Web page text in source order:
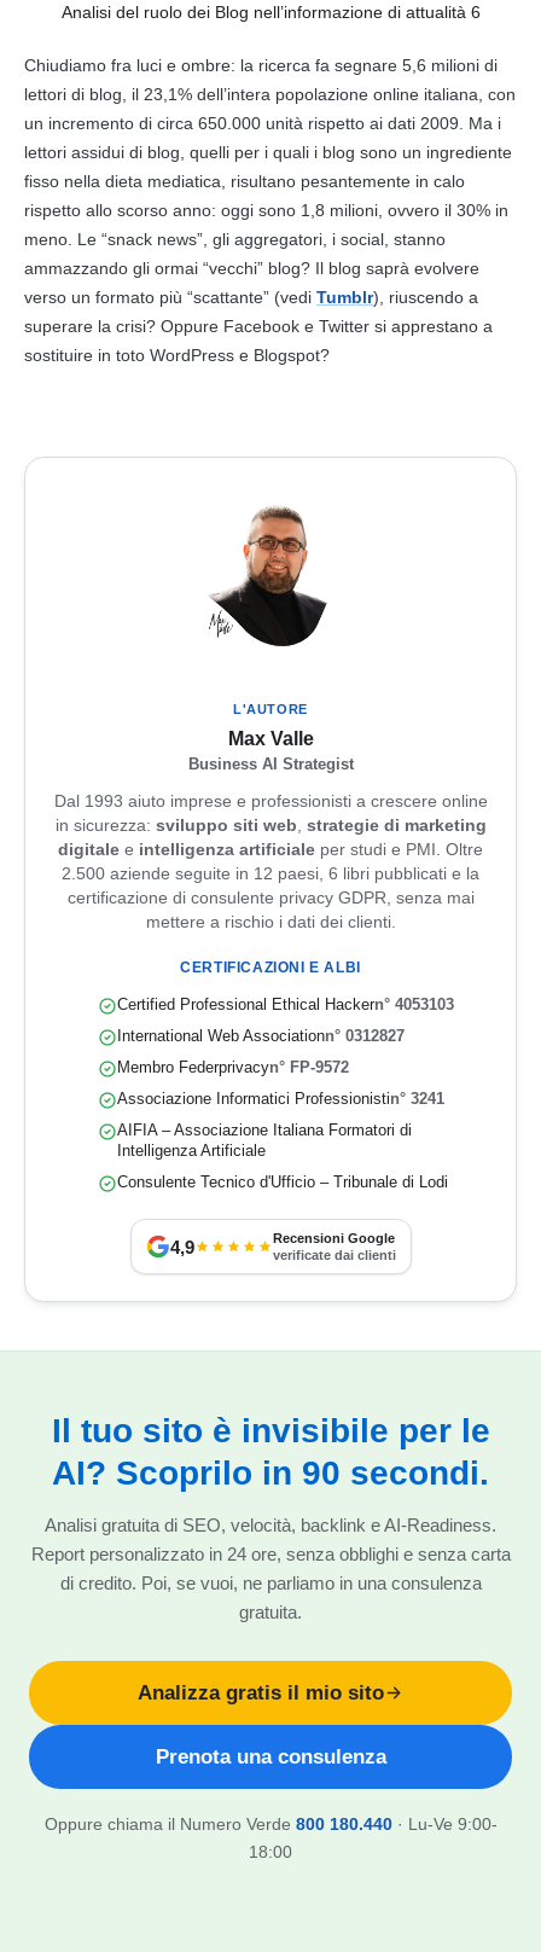
Analisi del ruolo dei Blog nell’informazione di attualità 6
Chiudiamo fra luci e ombre: la ricerca fa segnare 5,6 milioni di
lettori di blog , il 23,1% dell’intera popolazione online italiana, con
un incremento di circa 650.000 unità rispetto ai dati 2009. Ma i
lettori assidui di blog , quelli per i quali i blog sono un ingrediente
fisso nella dieta mediatica, risultano pesantemente in calo
rispetto allo scorso anno: oggi sono 1,8 milioni, ovvero il 30% in
meno. Le “snack news”, gli aggregatori, i social, stanno
ammazzando gli ormai “vecchi” blog? Il blog saprà evolvere
verso un formato più “scattante” (vedi Tumblr), riuscendo a
superare la crisi? Oppure Facebook e Twitter si apprestano a
sostituire in toto WordPress e Blogspot?
L'AUTORE
Max Valle
Business AI Strategist
Dal 1993 aiuto imprese e professionisti a crescere online
in sicurezza: sviluppo siti web, strategie di marketing
digitale e intelligenza artificiale per studi e PMI. Oltre
2.500 aziende seguite in 12 paesi, 6 libri pubblicati e la
certificazione di consulente privacy GDPR, senza mai
mettere a rischio i dati dei clienti.
CERTIFICAZIONI E ALBI
Certified Professional Ethical Hackern° 4053103
International Web Associationn° 0312827
Membro Federprivacyn° FP-9572
Associazione Informatici Professionistin° 3241
AIFIA – Associazione Italiana Formatori di
Intelligenza Artificiale
Consulente Tecnico d'Ufficio – Tribunale di Lodi
4,9
Recensioni Google
verificate dai clienti
Il tuo sito è invisibile per le
AI? Scoprilo in 90 secondi.
Analisi gratuita di SEO, velocità, backlink e AI-Readiness.
Report personalizzato in 24 ore, senza obblighi e senza carta
di credito. Poi, se vuoi, ne parliamo in una consulenza
gratuita.
Analizza gratis il mio sito
Prenota una consulenza
Oppure chiama il Numero Verde 800 180.440· Lu-Ve 9:00-
18:00